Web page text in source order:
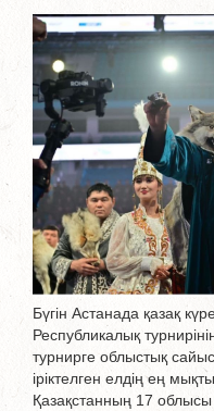
Бүгін Астанада қазақ
Республикалық
турнирге облыстық
іріктелген елдің ең
Қазақстанның 17